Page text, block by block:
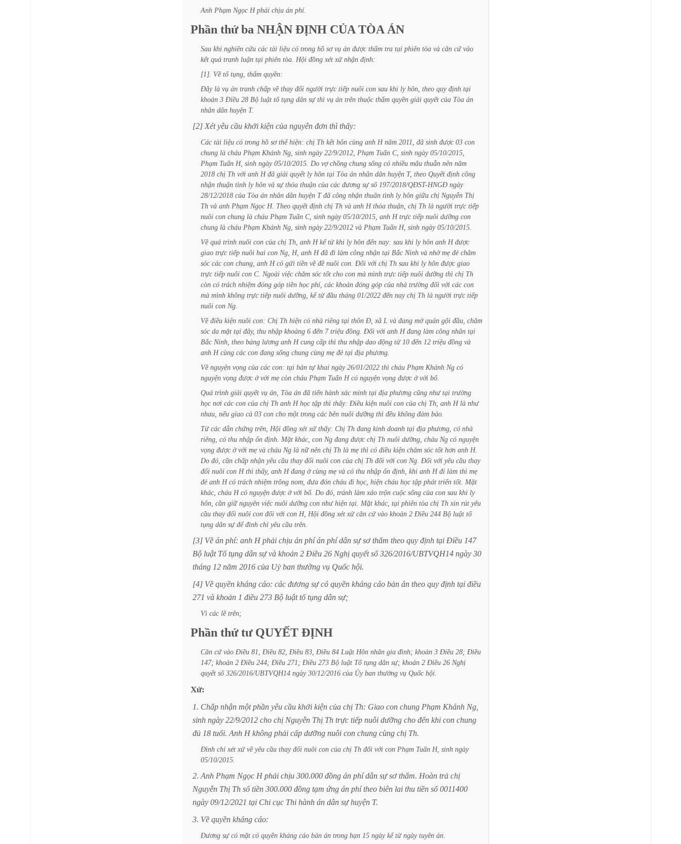
Anh Phạm Ngọc H phải chịu án phí.
Phần thứ ba NHẬN ĐỊNH CỦA TÒA ÁN
Sau khi nghiên cứu các tài liệu có trong hồ sơ vụ án được thẩm tra tại phiên tòa và căn cứ vào
kết quả tranh luận tại phiên tòa. Hội đồng xét xử nhận định:
[1]. Về tố tụng, thẩm quyền:
Đây là vụ án tranh chấp về thay đổi người trực tiếp nuôi con sau khi ly hôn, theo quy định tại
khoản 3 Điều 28 Bộ luật tố tụng dân sự thì vụ án trên thuộc thẩm quyền giải quyết của Tòa án
nhân dân huyện T.
[2] Xét yêu cầu khởi kiện của nguyên đơn thì thấy:
Các tài liệu có trong hồ sơ thể hiện: chị Th kết hôn cùng anh H năm 2011, đã sinh được 03 con
chung là cháu Phạm Khánh Ng, sinh ngày 22/9/2012, Phạm Tuấn C, sinh ngày 05/10/2015,
Phạm Tuấn H, sinh ngày 05/10/2015. Do vợ chồng chung sống có nhiều mâu thuẫn nên năm
2018 chị Th với anh H đã giải quyết ly hôn tại Tòa án nhân dân huyện T, theo Quyết định công
nhận thuận tình ly hôn và sự thỏa thuận của các đương sự số 197/2018/QĐST-HNGĐ ngày
28/12/2018 của Tòa án nhân dân huyện T đã công nhận thuân tình ly hôn giữa chị Nguyễn Thị
Th và anh Phạm Ngọc H. Theo quyết định chị Th và anh H thỏa thuận, chị Th là người trực tiếp
nuôi con chung là cháu Phạm Tuấn C, sinh ngày 05/10/2015, anh H trực tiếp nuôi dưỡng con
chung là cháu Phạm Khánh Ng, sinh ngày 22/9/2012 và Phạm Tuấn H, sinh ngày 05/10/2015.
Về quá trình nuôi con của chị Th, anh H kể từ khi ly hôn đến nay: sau khi ly hôn anh H được
giao trực tiếp nuôi hai con Ng, H, anh H đã đi làm công nhận tại Bắc Ninh và nhờ mẹ đẻ chăm
sóc các con chung, anh H có gửi tiền về đề nuôi con. Đối với chị Th sau khi ly hôn được giao
trực tiếp nuôi con C. Ngoài việc chăm sóc tốt cho con mà mình trực tiếp nuôi dưỡng thì chị Th
còn có trách nhiệm đóng góp tiền học phí, các khoản đóng góp của nhà trường đối với các con
mà mình không trực tiếp nuôi dưỡng, kể từ đầu tháng 01/2022 đến nay chị Th là người trực tiếp
nuôi con Ng.
Về điều kiện nuôi con: Chị Th hiện có nhà riêng tại thôn Đ, xã L và đang mở quán gội đầu, chăm
sóc da mặt tại đây, thu nhập khoảng 6 đến 7 triệu đồng. Đối với anh H đang làm công nhân tại
Bắc Ninh, theo bảng lương anh H cung cấp thì thu nhập dao động từ 10 đến 12 triệu đồng và
anh H cùng các con đang sống chung cùng mẹ đẻ tại địa phương.
Về nguyện vọng của các con: tại bản tự khai ngày 26/01/2022 thì cháu Phạm Khánh Ng có
nguyện vọng được ở với mẹ còn cháu Phạm Tuấn H có nguyện vọng được ở với bố.
Quá trình giải quyết vụ án, Tòa án đã tiến hành xác minh tại địa phương cũng như tại trường
học nơi các con của chị Th anh H học tập thì thấy: Điều kiện nuôi con của chị Th, anh H là như
nhau, nếu giao cả 03 con cho một trong các bên nuôi dưỡng thì đều không đảm bảo.
Từ các dẫn chứng trên, Hội đồng xét xử thấy: Chị Th đang kinh doanh tại địa phương, có nhà
riêng, có thu nhập ổn định. Mặt khác, con Ng đang được chị Th nuôi dưỡng, cháu Ng có nguyện
vọng được ở với mẹ và cháu Ng là nữ nên chị Th là mẹ thì có điều kiện chăm sóc tốt hơn anh H.
Do đó, cần chấp nhận yêu cầu thay đổi nuôi con của chị Th đối với con Ng. Đối với yêu cầu thay
đổi nuôi con H thì thấy, anh H đang ở cùng mẹ và có thu nhập ổn định, khi anh H đi làm thì mẹ
đẻ anh H có trách nhiệm trông nom, đưa đón cháu đi học, hiện cháu học tập phát triển tốt. Mặt
khác, cháu H có nguyện được ở với bố. Do đó, tránh làm xáo trộn cuộc sống của con sau khi ly
hôn, cần giữ nguyên việc nuôi dưỡng con như hiện tại. Mặt khác, tại phiên tòa chị Th xin rút yêu
cầu thay đổi nuôi con đối với con H, Hội đồng xét xử căn cứ vào khoản 2 Điều 244 Bộ luật tố
tụng dân sự để đình chỉ yêu cầu trên.
[3] Về án phí: anh H phải chịu án phí án phí dân sự sơ thẩm theo quy định tại Điều 147
Bộ luật Tố tụng dân sự và khoản 2 Điều 26 Nghị quyết số 326/2016/UBTVQH14 ngày 30
tháng 12 năm 2016 của Uỷ ban thường vụ Quốc hội.
[4] Về quyền kháng cáo: các đương sự có quyền kháng cáo bản án theo quy định tại điều
271 và khoản 1 điều 273 Bộ luật tố tụng dân sự;
Vì các lẽ trên;
Phần thứ tư QUYẾT ĐỊNH
Căn cứ vào Điều 81, Điều 82, Điều 83, Điều 84 Luật Hôn nhân gia đình; khoản 3 Điều 28; Điều
147; khoản 2 Điều 244; Điều 271; Điều 273 Bộ luật Tố tụng dân sự; khoản 2 Điều 26 Nghị
quyết số 326/2016/UBTVQH14 ngày 30/12/2016 của Ủy ban thường vụ Quốc hội.
Xử:
1. Chấp nhận một phần yêu cầu khởi kiện của chị Th: Giao con chung Phạm Khánh Ng,
sinh ngày 22/9/2012 cho chị Nguyễn Thị Th trực tiếp nuôi dưỡng cho đến khi con chung
đủ 18 tuổi. Anh H không phải cấp dưỡng nuôi con chung cùng chị Th.
Đình chỉ xét xử về yêu cầu thay đổi nuôi con của chị Th đối với con Phạm Tuấn H, sinh ngày
05/10/2015.
2. Anh Phạm Ngọc H phải chịu 300.000 đồng án phí dân sự sơ thẩm. Hoàn trả chị
Nguyễn Thị Th số tiền 300.000 đồng tạm ứng án phí theo biên lai thu tiền số 0011400
ngày 09/12/2021 tại Chi cục Thi hành án dân sự huyện T.
3. Về quyền kháng cáo:
Đương sự có mặt có quyền kháng cáo bản án trong hạn 15 ngày kể từ ngày tuyên án.